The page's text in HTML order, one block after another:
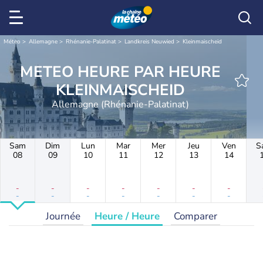
Météo Allemagne Rhénanie-Palatinat Landkreis Neuwied Kleinmaischeid
METEO HEURE PAR HEURE
KLEINMAISCHEID
Allemagne (Rhénanie-Palatinat)
Sam
08
-
-
Dim
09
-
-
Lun
10
-
-
Mar
11
-
-
Mer
12
-
-
Jeu
13
-
-
Ven
14
-
-
Journée Heure / Heure Comparer